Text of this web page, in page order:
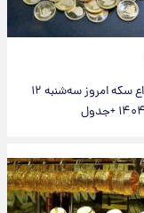
قیمت انواع سکه امروز سه‌شنبه ۱۲